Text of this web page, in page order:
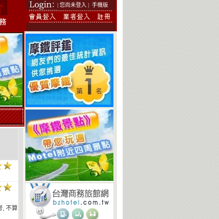
| 您尚未登入 | 手機版
, 不算